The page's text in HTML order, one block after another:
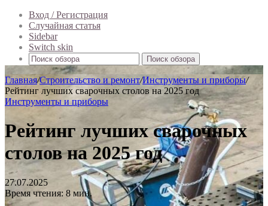
Вход / Регистрация
Случайная статья
Sidebar
Switch skin
Поиск обзора
Главная/Строительство и ремонт/Инструменты и приборы/
Рейтинг лучших сварочных столов на 2025 год
Инструменты и приборы
Рейтинг лучших сварочных
столов на 2025 год
27.07.2025
Время чтения: 8 мин.